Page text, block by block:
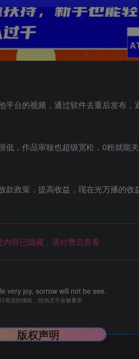
台的视频，通过软件去重后发布
，作品审核也超级宽松，0粉就能
政策，提高收益，现在光万播的收
内容已隐藏，请付费后查看
very joy, sorrow will not be see.
有笑的很欢，忧伤才不会被看穿
版权声明